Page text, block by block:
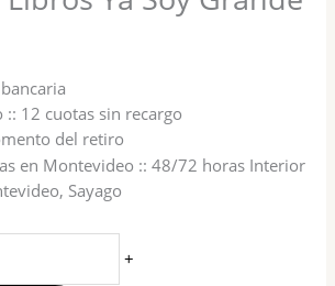
:: 12 cuotas sin recargo
del retiro
en Montevideo :: 48/72 horas Interior
Sayago
+